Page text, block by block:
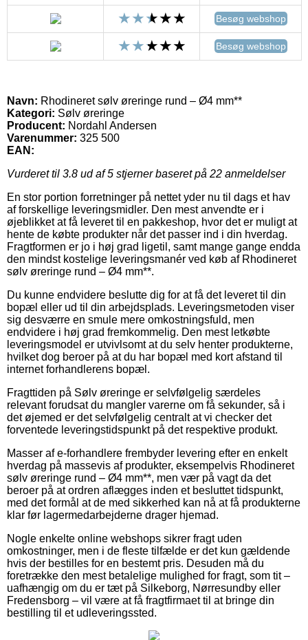
Besøg webshop
Besøg webshop
Navn: Rhodineret sølv øreringe rund – Ø4 mm**
Kategori: Sølv øreringe
Producent: Nordahl Andersen
Varenummer: 325 500
EAN:
Vurderet til 3.8 ud af 5 stjerner baseret på 22 anmeldelser
En stor portion forretninger på nettet yder nu til dags et hav
af forskellige leveringsmidler. Den mest anvendte er i
øjeblikket at få leveret til en pakkeshop, hvor det er muligt at
hente de købte produkter når det passer ind i din hverdag.
Fragtformen er jo i høj grad ligetil, samt mange gange endda
den mindst kostelige leveringsmanér ved køb af Rhodineret
sølv øreringe rund – Ø4 mm**.
Du kunne endvidere beslutte dig for at få det leveret til din
bopæl eller ud til din arbejdsplads. Leveringsmetoden viser
sig desværre en smule mere omkostningsfuld, men
endvidere i høj grad fremkommelig. Den mest letkøbte
leveringsmodel er utvivlsomt at du selv henter produkterne,
hvilket dog beroer på at du har bopæl med kort afstand til
internet forhandlerens bopæl.
Fragttiden på Sølv øreringe er selvfølgelig særdeles
relevant forudsat du mangler varerne om få sekunder, så i
det øjemed er det selvfølgelig centralt at vi checker det
forventede leveringstidspunkt på det respektive produkt.
Masser af e-forhandlere frembyder levering efter en enkelt
hverdag på massevis af produkter, eksempelvis Rhodineret
sølv øreringe rund – Ø4 mm**, men vær på vagt da det
beroer på at ordren aflægges inden et besluttet tidspunkt,
med det formål at de med sikkerhed kan nå at få produkterne
klar før lagermedarbejderne drager hjemad.
Nogle enkelte online webshops sikrer fragt uden
omkostninger, men i de fleste tilfælde er det kun gældende
hvis der bestilles for en bestemt pris. Desuden må du
foretrække den mest betalelige mulighed for fragt, som tit –
uafhængig om du er tæt på Silkeborg, Nørresundby eller
Fredensborg – vil være at få fragtfirmaet til at bringe din
bestilling til et udleveringssted.